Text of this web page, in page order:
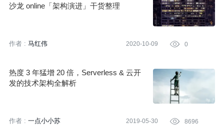
沙龙 online「架构演进」干货整理
作者 : 马红伟 2020-10-09  0
热度 3 年猛增 20 倍，Serverless & 云开
发的技术架构全解析
作者 : 一点小小苏 2019-05-30  8696